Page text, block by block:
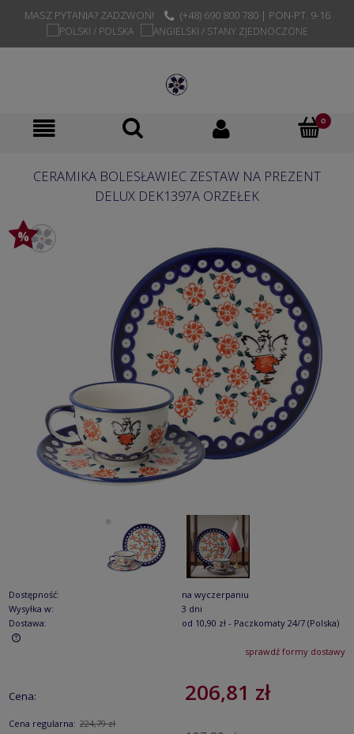
MASZ PYTANIA? ZADZWOŃ! (+48) 690 800 780 | PON-PT. 9-16
CERAMIKA BOLESŁAWIEC ZESTAW NA PREZENT
DELUX DEK1397A ORZEŁEK
Dostępność:
na wyczerpaniu
Wysyłka w:
3 dni
Dostawa:
od 10,90 zł - Paczkomaty 24/7 (Polska)
Cena nie zawiera ewentualnych kosztów płatnościsprawdź formy dostawy
Cena: 206,81 zł
Cena regularna: 224,79 zł